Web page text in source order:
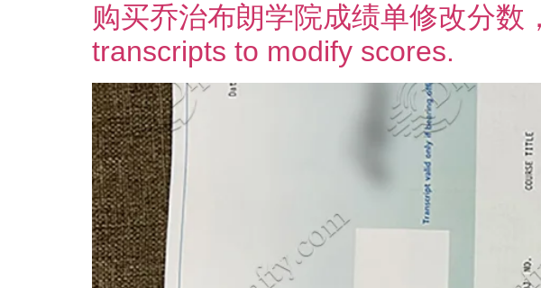
购买乔治布朗学院成绩单修改分
transcripts to modify scores.